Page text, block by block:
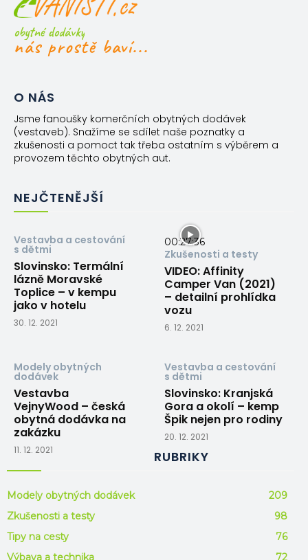
obytné dodávky
nás prostě baví...
O NÁS
Jsme fanoušky komerčních obytných dodávek
(vestaveb). Snažíme se sdílet naše poznatky a
zkušenosti a pomoct tak třeba ostatním s výběrem a
provozem těchto obytných aut.
NEJČTENĚJŠÍ
Vestavba a cestování
s dětmi
Slovinsko: Termální
lázně Moravské
Toplice – v kempu
jako v hotelu
30. 12. 2021
00:27:36
Zkušenosti a testy
VIDEO: Affinity
Camper Van (2021)
– detailní prohlídka
vozu
6. 12. 2021
Modely obytných
dodávek
Vestavba
VejnyWood – česká
obytná dodávka na
zakázku
11. 12. 2021
Vestavba a cestování
s dětmi
Slovinsko: Kranjská
Gora a okolí – kemp
Špik nejen pro rodiny
20. 12. 2021
RUBRIKY
Modely obytných dodávek
209
Zkušenosti a testy
98
Tipy na cesty
76
Výbava a technika
72